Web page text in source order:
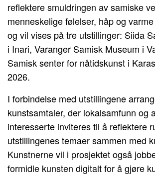
reflektere smuldringen av samiske
menneskelige følelser, håp og
og vil vises på tre utstillinger: Siida
i Inari, Varanger Samisk Museum i
Samisk senter for nåtidskunst i
2026.
I forbindelse med utstillingene
kunstsamtaler, der lokalsamfunn og
interesserte inviteres til å reflektere
utstillingenes temaer sammen med
Kunstnerne vil i prosjektet også
formidle kunsten digitalt for å gjøre